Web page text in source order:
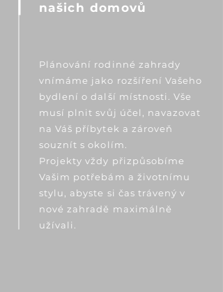
našich domovů
Plánování rodinné zahrady
vnímáme jako rozšíření Vašeho
bydlení o další místnosti. Vše
musí plnit svůj účel, navazovat
na Váš příbytek a zároveň
souznít s okolím.
Projekty vždy přizpůsobíme
Vašim potřebám a životnímu
stylu, abyste si čas trávený v
nové zahradě maximálně
užívali.